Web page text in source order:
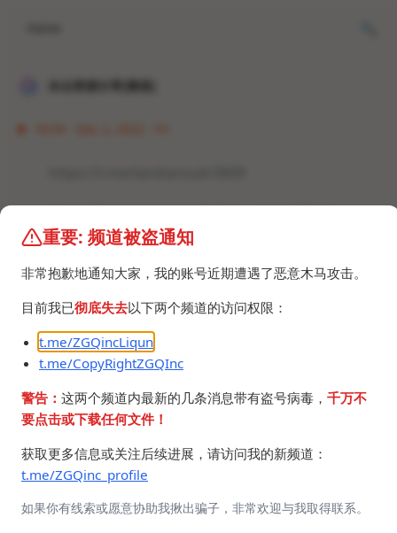
©2024 ZGQ Inc.All rights reserved.
重要: 频道被盗通知
非常抱歉地通知大家，我的账号近期遭遇了恶意木马攻击。
目前我已彻底失去以下两个频道的访问权限：
t.me/ZGQincLiqun
t.me/CopyRightZGQInc
警告： 这两个频道内最新的几条消息带有盗号病毒， 千万不
要点击或下载任何文件！
获取更多信息或关注后续进展，请访问我的新频道：
t.me/ZGQinc_profile
如果你有线索或愿意协助我揪出骗子，非常欢迎与我取得联系。